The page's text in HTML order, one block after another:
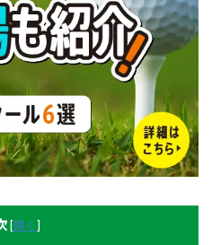
[開く ]